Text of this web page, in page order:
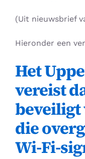
(Uit nieuwsbrief
Hieronder een
Het
vereist
beveiligt
die
Wi-Fi-